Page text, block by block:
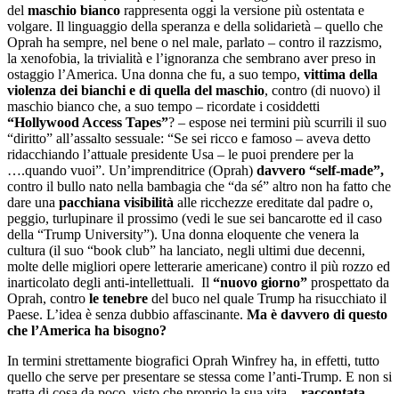
del maschio bianco rappresenta oggi la versione più ostentata e
volgare. Il linguaggio della speranza e della solidarietà – quello che
Oprah ha sempre, nel bene o nel male, parlato – contro il razzismo,
la xenofobia, la trivialità e l’ignoranza che sembrano aver preso in
ostaggio l’America. Una donna che fu, a suo tempo, vittima della
violenza dei bianchi e di quella del maschio, contro (di nuovo) il
maschio bianco che, a suo tempo – ricordate i cosiddetti
“Hollywood Access Tapes”? – espose nei termini più scurrili il suo
“diritto” all’assalto sessuale: “Se sei ricco e famoso – aveva detto
ridacchiando l’attuale presidente Usa – le puoi prendere per la
….quando vuoi”. Un’imprenditrice (Oprah) davvero “self-made”,
contro il bullo nato nella bambagia che “da sé” altro non ha fatto che
dare una pacchiana visibilità alle ricchezze ereditate dal padre o,
peggio, turlupinare il prossimo (vedi le sue sei bancarotte ed il caso
della “Trump University”). Una donna eloquente che venera la
cultura (il suo “book club” ha lanciato, negli ultimi due decenni,
molte delle migliori opere letterarie americane) contro il più rozzo ed
inarticolato degli anti-intellettuali. Il “nuovo giorno” prospettato da
Oprah, contro le tenebre del buco nel quale Trump ha risucchiato il
Paese. L’idea è senza dubbio affascinante. Ma è davvero di questo
che l’America ha bisogno?
In termini strettamente biografici Oprah Winfrey ha, in effetti, tutto
quello che serve per presentare se stessa come l’anti-Trump. E non si